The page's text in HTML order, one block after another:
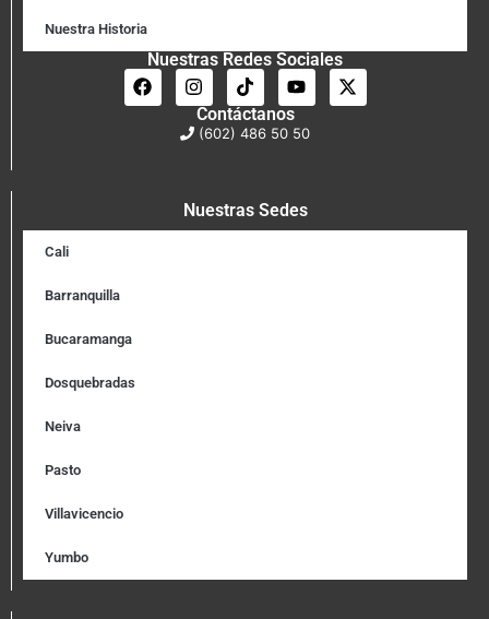
Nuestra Historia
Nuestras Redes Sociales
Contáctanos
(602) 486 50 50
Nuestras Sedes
Cali
Barranquilla
Bucaramanga
Dosquebradas
Neiva
Pasto
Villavicencio
Yumbo